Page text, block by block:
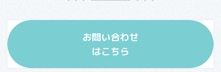
お問い合わせ
はこちら